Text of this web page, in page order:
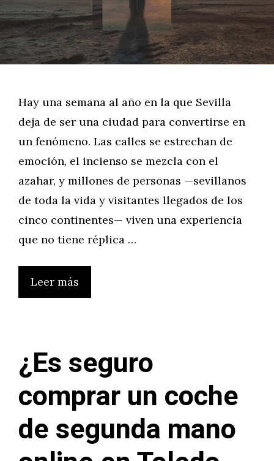
Hay una semana al año en la que Sevilla
deja de ser una ciudad para convertirse en
un fenómeno. Las calles se estrechan de
emoción, el incienso se mezcla con el
azahar, y millones de personas —sevillanos
de toda la vida y visitantes llegados de los
cinco continentes— viven una experiencia
que no tiene réplica …
Leer más
¿Es seguro
comprar un coche
de segunda mano